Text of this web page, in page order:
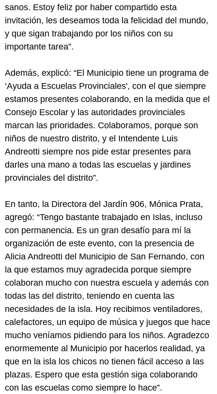
sanos. Estoy feliz por haber compartido esta
invitación, les deseamos toda la felicidad del mundo,
y que sigan trabajando por los niños con su
importante tarea”.
Además, explicó: “El Municipio tiene un programa de
‘Ayuda a Escuelas Provinciales', con el que siempre
estamos presentes colaborando, en la medida que el
Consejo Escolar y las autoridades provinciales
marcan las prioridades. Colaboramos, porque son
niños de nuestro distrito, y el Intendente Luis
Andreotti siempre nos pide estar presentes para
darles una mano a todas las escuelas y jardines
provinciales del distrito”.
En tanto, la Directora del Jardín 906, Mónica Prata,
agregó: “Tengo bastante trabajado en Islas, incluso
con permanencia. Es un gran desafío para mí la
organización de este evento, con la presencia de
Alicia Andreotti del Municipio de San Fernando, con
la que estamos muy agradecida porque siempre
colaboran mucho con nuestra escuela y además con
todas las del distrito, teniendo en cuenta las
necesidades de la isla. Hoy recibimos ventiladores,
calefactores, un equipo de música y juegos que hace
mucho veníamos pidiendo para los niños. Agradezco
enormemente al Municipio por hacerlos realidad, ya
que en la isla los chicos no tienen fácil acceso a las
plazas. Espero que esta gestión siga colaborando
con las escuelas como siempre lo hace”.